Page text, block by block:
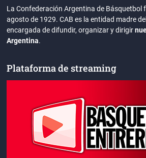
La Confederación Argentina de Básquetbol
agosto de 1929. CAB es la entidad madre
encargada de difundir, organizar y dirigir
Argentina.
Plataforma de streaming